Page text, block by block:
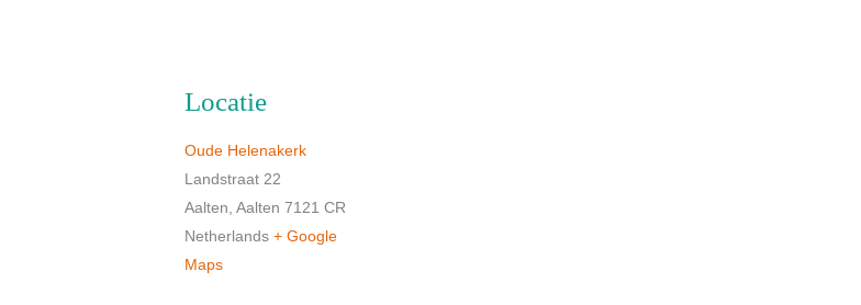
Locatie
Oude Helenakerk
Landstraat 22
Aalten Aalten 7121 CR
Netherlands + Google
Maps